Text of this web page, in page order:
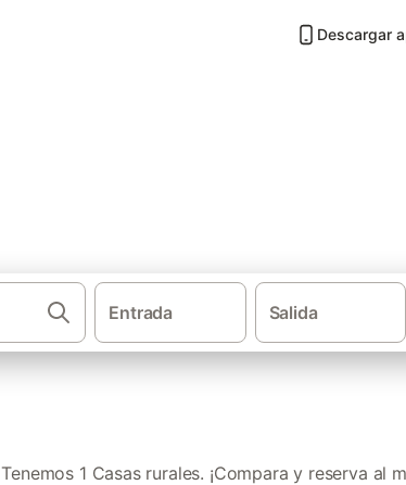
Descargar
Entrada Salida
Tenemos 1 Casas rurales. ¡Compara y reserva al